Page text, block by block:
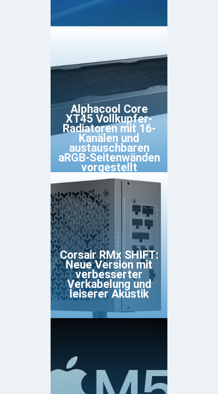
Alphacool Core
XT45 Vollkupfer-
Radiatoren mit 16-
Kanälen und
austauschbaren
aRGB-Seitenwänden
vorgestellt
Corsair RMx SHIFT:
Neue Version mit
verbesserter
Verkabelung und
leiserer Akustik